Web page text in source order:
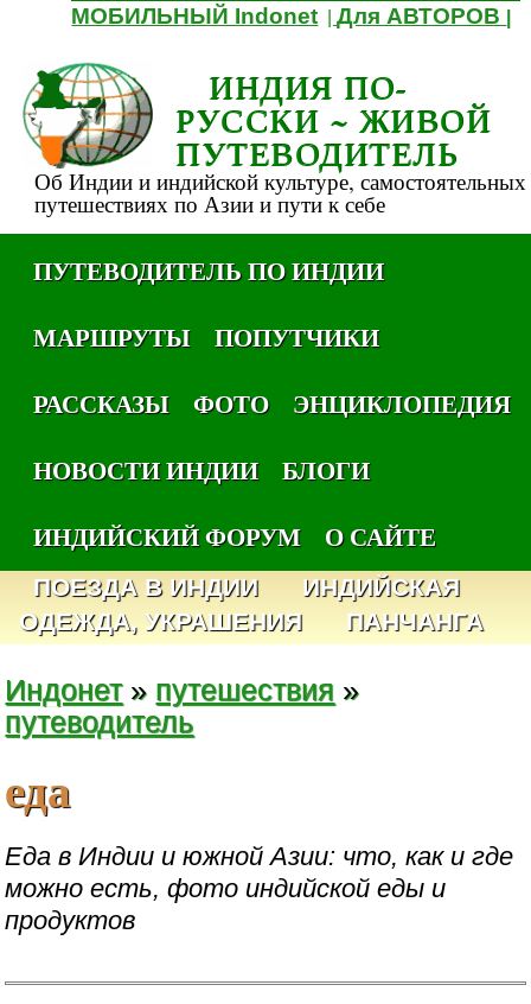
МОБИЛЬНЫЙ Indonet |Для АВТОРОВ
ИНДИЯ ПО-
РУССКИ ~ ЖИВОЙ
ПУТЕВОДИТЕЛЬ
Об Индии и индийской культуре, самостоятельных
путешествиях по Азии и пути к себе
ПУТЕВОДИТЕЛЬ ПО ИНДИИ
МАРШРУТЫ
ПОПУТЧИКИ
РАССКАЗЫ
ФОТО
ЭНЦИКЛОПЕДИЯ
НОВОСТИ ИНДИИ
БЛОГИ
ИНДИЙСКИЙ ФОРУМ
О САЙТЕ
ПОЕЗДА В ИНДИИ
ИНДИЙСКАЯ
ОДЕЖДА, УКРАШЕНИЯ
ПАНЧАНГА
Индонет» путешествия »
путеводитель
еда
Еда в Индии и южной Азии: что, как и где
можно есть, фото индийской еды и
продуктов